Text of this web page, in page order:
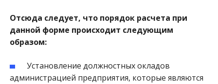
Отсюда следует, что порядок расчета при
данной форме происходит следующим
образом:
Установление должностных окладов
администрацией предприятия, которые являются